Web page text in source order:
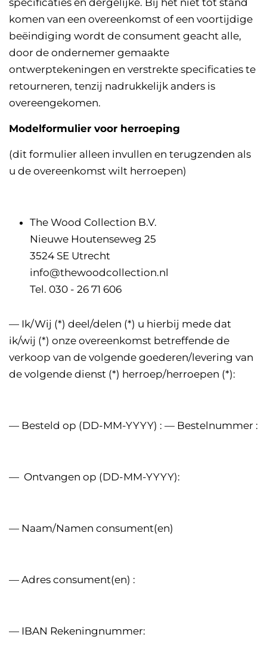
specificaties en dergelijke. Bij het niet tot stand
komen van een overeenkomst of een voortijdige
beëindiging wordt de consument geacht alle,
door de ondernemer gemaakte
ontwerptekeningen en verstrekte specificaties te
retourneren, tenzij nadrukkelijk anders is
overeengekomen.
Modelformulier voor herroeping
(dit formulier alleen invullen en terugzenden als
u de overeenkomst wilt herroepen)
The Wood Collection B.V.
Nieuwe Houtenseweg 25
3524 SE Utrecht
info@thewoodcollection.nl
Tel. 030 - 26 71 606
— Ik/Wij (*) deel/delen (*) u hierbij mede dat
ik/wij (*) onze overeenkomst betreffende de
verkoop van de volgende goederen/levering van
de volgende dienst (*) herroep/herroepen (*):
— Besteld op (DD-MM-YYYY) : — Bestelnummer :
— Ontvangen op (DD-MM-YYYY):
— Naam/Namen consument(en)
— Adres consument(en) :
— IBAN Rekeningnummer: